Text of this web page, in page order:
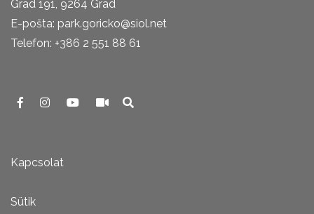
Grad 191, 9264 Grad
E-pošta: park.goricko@siol.net
Telefon: +386 2 551 88 61
Kapcsolat
Sütik